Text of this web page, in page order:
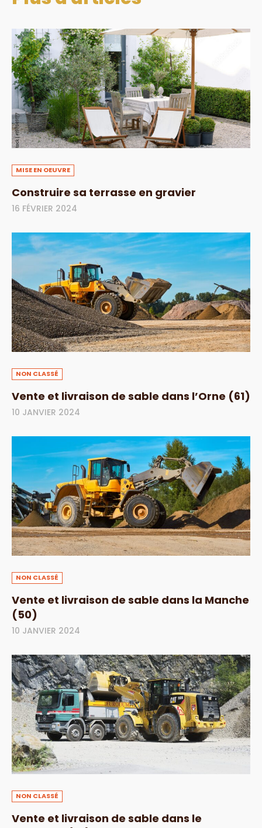
MISE EN OEUVRE
Construire sa terrasse en gravier
16 FÉVRIER 2024
NON CLASSÉ
Vente et livraison de sable dans l’Orne (61)
10 JANVIER 2024
NON CLASSÉ
Vente et livraison de sable dans la Manche
(50)
10 JANVIER 2024
NON CLASSÉ
Vente et livraison de sable dans le